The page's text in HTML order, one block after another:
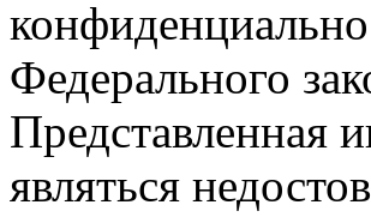
Федерального
являться